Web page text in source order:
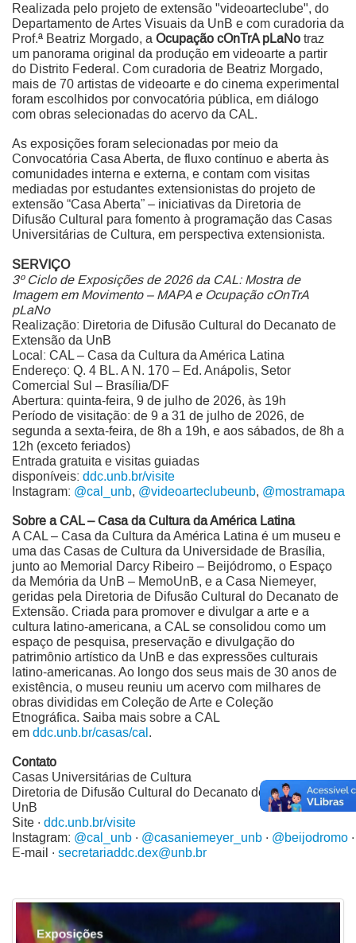
Realizada pelo projeto de extensão "videoarteclube", do
Departamento de Artes Visuais da UnB e com curadoria da
Prof.ª Beatriz Morgado, a Ocupação cOnTrA pLaNo traz
um panorama original da produção em videoarte a partir
do Distrito Federal. Com curadoria de Beatriz Morgado,
mais de 70 artistas de videoarte e do cinema experimental
foram escolhidos por convocatória pública, em diálogo
com obras selecionadas do acervo da CAL.
As exposições foram selecionadas por meio da
Convocatória Casa Aberta, de fluxo contínuo e aberta às
comunidades interna e externa, e contam com visitas
mediadas por estudantes extensionistas do projeto de
extensão “Casa Aberta” – iniciativas da Diretoria de
Difusão Cultural para fomento à programação das Casas
Universitárias de Cultura, em perspectiva extensionista.
SERVIÇO
3º Ciclo de Exposições de 2026 da CAL: Mostra de
Imagem em Movimento – MAPA e Ocupação cOnTrA
pLaNo
Realização: Diretoria de Difusão Cultural do Decanato de
Extensão da UnB
Local: CAL – Casa da Cultura da América Latina
Endereço: Q. 4 BL. A N. 170 – Ed. Anápolis, Setor
Comercial Sul – Brasília/DF
Abertura: quinta-feira, 9 de julho de 2026, às 19h
Período de visitação: de 9 a 31 de julho de 2026, de
segunda a sexta-feira, de 8h a 19h, e aos sábados, de 8h a
12h (exceto feriados)
Entrada gratuita e visitas guiadas
disponíveis: ddc.unb.br/visite
Instagram: @cal_unb, @videoarteclubeunb, @mostramapa
Sobre a CAL – Casa da Cultura da América Latina
A CAL – Casa da Cultura da América Latina é um museu e
uma das Casas de Cultura da Universidade de Brasília,
junto ao Memorial Darcy Ribeiro – Beijódromo, o Espaço
da Memória da UnB – MemoUnB, e a Casa Niemeyer,
geridas pela Diretoria de Difusão Cultural do Decanato de
Extensão. Criada para promover e divulgar a arte e a
cultura latino-americana, a CAL se consolidou como um
espaço de pesquisa, preservação e divulgação do
patrimônio artístico da UnB e das expressões culturais
latino-americanas. Ao longo dos seus mais de 30 anos de
existência, o museu reuniu um acervo com milhares de
obras divididas em Coleção de Arte e Coleção
Etnográfica. Saiba mais sobre a CAL
em ddc.unb.br/casas/cal.
Contato
Casas Universitárias de Cultura
Diretoria de Difusão Cultural do Decanato de Extensão da
UnB
Site · ddc.unb.br/visite
Instagram: @cal_unb · @casaniemeyer_unb · @beijodromo
E-mail · secretariaddc.dex@unb.br